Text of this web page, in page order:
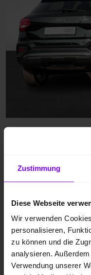
Zustimmung
Diese Webseite
Wir verwenden
personalisieren,
zu können und die
analysieren.
Verwendung unserer